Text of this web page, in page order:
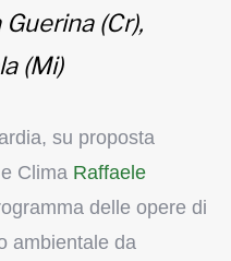
(Cr),
(Mi)
su proposta
Clima Raffaele
delle opere di
ambientale da